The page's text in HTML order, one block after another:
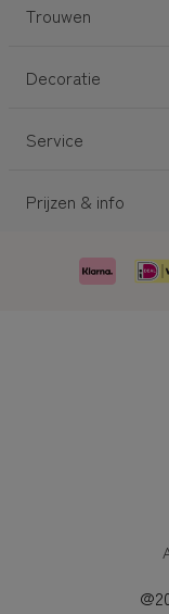
Trouwen
Decoratie
Service
Prijzen & info